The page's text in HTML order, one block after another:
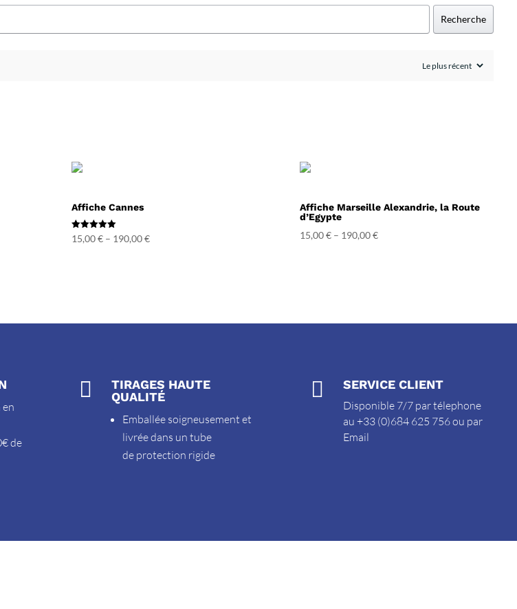
Recherche
Affiche Cannes
Note
5.00
15,00€ – 190,00€
Affiche Marseille Alexandrie, la Route
d’Egypte
15,00€– 190,00€
de

TIRAGES HAUTE
QUALITÉ
Emballée soigneusement et
livrée dans un tube
de protection rigide
 SERVICE CLIENT
Disponible 7/7 par télephone
au +33 (0)684 625 756 ou par
Email